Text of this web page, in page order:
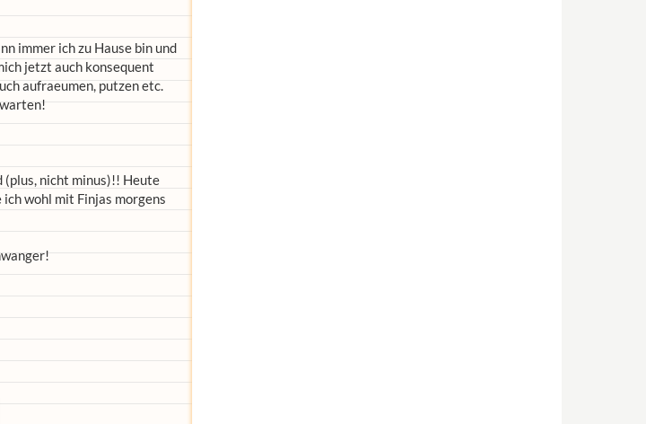
immer ich zu Hause bin und
jetzt auch konsequent
aufraeumen, putzen etc.
(plus, nicht minus)!! Heute
wohl mit Finjas morgens